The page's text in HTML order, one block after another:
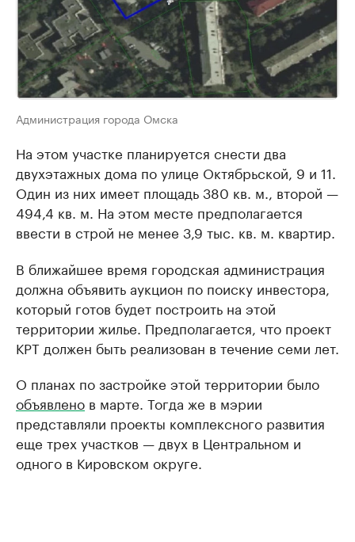
Администрация города Омска
На этом участке планируется снести два
двухэтажных дома по улице Октябрьской, 9 и 11.
Один из них имеет площадь 380 кв. м., второй —
494,4 кв. м. На этом месте предполагается
ввести в строй не менее 3,9 тыс. кв. м. квартир.
В ближайшее время городская администрация
должна объявить аукцион по поиску инвестора,
который готов будет построить на этой
территории жилье. Предполагается, что проект
КРТ должен быть реализован в течение семи лет.
О планах по застройке этой территории было
объявлено в марте. Тогда же в мэрии
представляли проекты комплексного развития
еще трех участков — двух в Центральном и
одного в Кировском округе.